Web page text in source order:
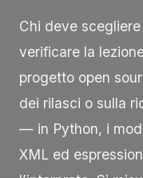
Chi deve
verificare la
progetto open
dei rilasci o sulla
— in Python, i
XML ed